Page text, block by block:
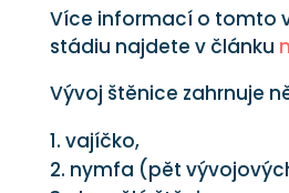
Více informací o tomto
stádiu najdete v článku
Vývoj štěnice zahrnuje
vajíčko,
nymfa (pět